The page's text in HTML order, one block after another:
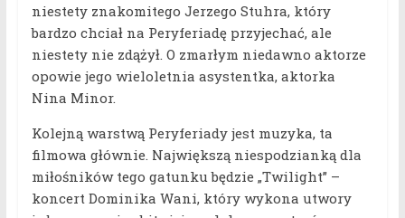
niestety znakomitego Jerzego Stuhra, który
bardzo chciał na Peryferiadę przyjechać, ale
niestety nie zdążył. O zmarłym niedawno aktorze
opowie jego wieloletnia asystentka, aktorka
Nina Minor.
Kolejną warstwą Peryferiady jest muzyka, ta
filmowa głównie. Największą niespodzianką dla
miłośników tego gatunku będzie „Twilight” –
koncert Dominika Wani, który wykona utwory